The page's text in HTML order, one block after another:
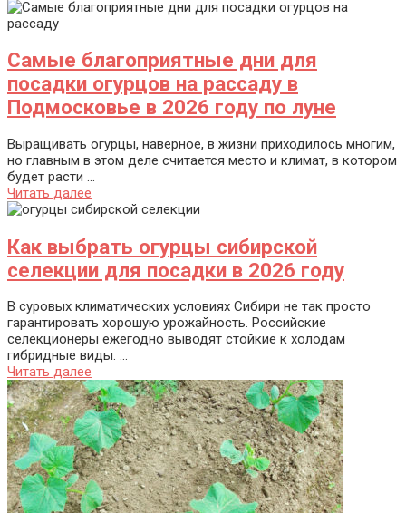
Самые благоприятные дни для
посадки огурцов на рассаду в
Подмосковье в 2026 году по луне
Выращивать огурцы, наверное, в жизни приходилось многим,
но главным в этом деле считается место и климат, в котором
будет расти ...
Читать далее
Как выбрать огурцы сибирской
селекции для посадки в 2026 году
В суровых климатических условиях Сибири не так просто
гарантировать хорошую урожайность. Российские
селекционеры ежегодно выводят стойкие к холодам
гибридные виды. ...
Читать далее